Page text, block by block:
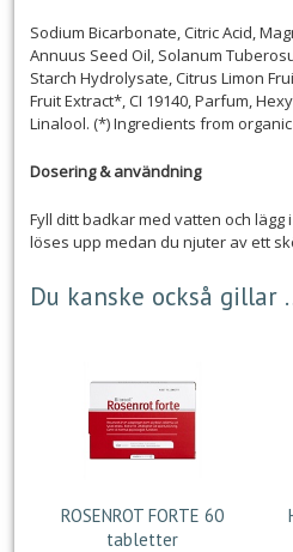
Sodium Bicarbonate, Citric Acid,
Annuus Seed Oil, Solanum
Starch Hydrolysate, Citrus Limon
Fruit Extract*, CI 19140, Parfum,
Linalool. (*) Ingredients from
Dosering & användning
Fyll ditt badkar med vatten och lägg
löses upp medan du njuter av ett
Du kanske också gillar
ROSENROT FORTE 60
tabletter